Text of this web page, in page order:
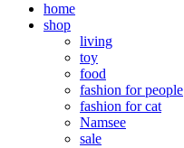
home
shop
living
toy
food
fashion for people
fashion for cat
Namsee
sale